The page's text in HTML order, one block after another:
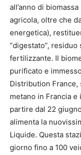
all’anno di
agricola, oltre che
energetica),
“digestato”,
fertilizzante. Il
purificato e
Distribution
metano in Francia e
partire dal 22
alimenta la
Liquide. Questa
giorno fino a 100